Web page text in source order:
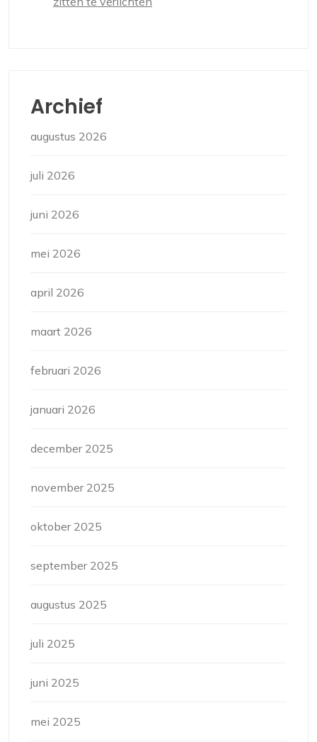
Archief
augustus 2026
juli 2026
juni 2026
mei 2026
april 2026
maart 2026
februari 2026
januari 2026
december 2025
november 2025
oktober 2025
september 2025
augustus 2025
juli 2025
juni 2025
mei 2025